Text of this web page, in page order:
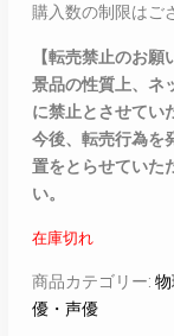
購入数の制限はご
【転売禁止のお願
景品の性質上、ネ
に禁止とさせてい
今後、転売行為を
置をとらせていた
い。
在庫切れ
商品カテゴリー:
優・声優